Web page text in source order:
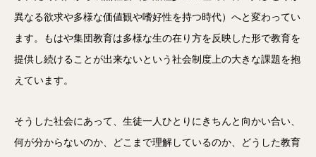
異なる欲求や多様な価値観や嗜好性を持つ時代）へと変わってい
ます。もはや集団教育は多様な生の在り方を反映した形で教育を
提供し続けることが出来ないという社会制度上の大きな課題を抱
えています。
そうした社会にあって、生徒一人ひとりにきちんと向かい合い、
何が分からないのか、どこまで理解しているのか、どうした教育